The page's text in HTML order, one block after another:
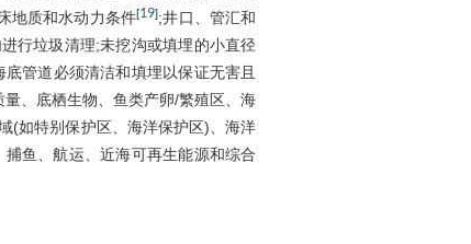
地质和水动力条件[19];井口、管汇和
行垃圾清理;未挖沟或填埋的小直径
管道必须清洁和填埋以保证无害且
、底栖生物、鱼类产卵/繁殖区、海
(如特别保护区、海洋保护区)、海洋
鱼、航运、近海可再生能源和综合